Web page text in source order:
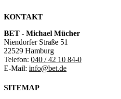
KONTAKT
BET - Michael Mücher
Niendorfer Straße 51
22529 Hamburg
Telefon: 040 / 42 10 84-0
E-Mail: info@bet.de
SITEMAP